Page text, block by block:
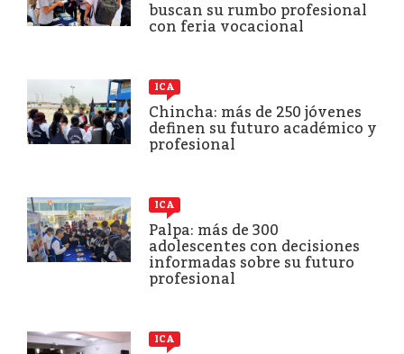
buscan su rumbo profesional
con feria vocacional
ICA
Chincha: más de 250 jóvenes
definen su futuro académico y
profesional
ICA
Palpa: más de 300
adolescentes con decisiones
informadas sobre su futuro
profesional
ICA